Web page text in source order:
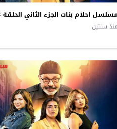
مسلسل احلام بنات الجزء الثاني الحلقة 28
منذ سنتين